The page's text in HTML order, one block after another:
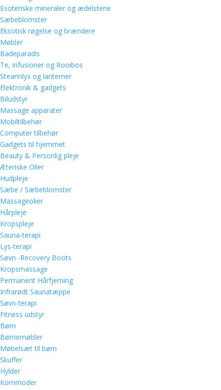
Esoteriske mineraler og ædelstene
Sæbeblomster
Eksotisk røgelse og brændere
Møbler
Badeparadis
Te, infusioner og Rooibos
Stearinlys og lanterner
Elektronik & gadgets
Biludstyr
Massage apparater
Mobiltilbehør
Computer tilbehør
Gadgets til hjemmet
Beauty & Personlig pleje
Æteriske Olier
Hudpleje
Sæbe / Sæbeblomster
Massageolier
Hårpleje
Kropspleje
Sauna-terapi
Lys-terapi
Søvn -Recovery Boots
Kropsmassage
Permanent Hårfjerning
Infrarødt Saunatæppe
Søvn-terapi
Fitness udstyr
Børn
Børnemøbler
Møbelsæt til børn
Skuffer
Hylder
Kommoder